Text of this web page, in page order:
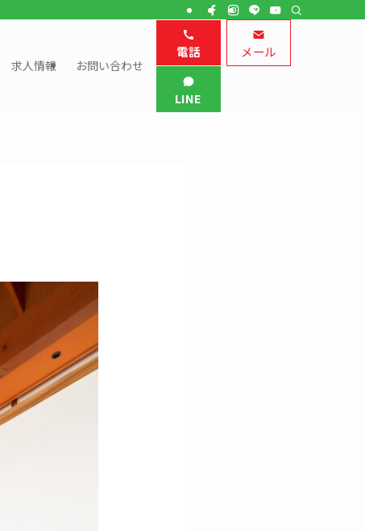
求人情報 お問い合わせ
電話 メール
LINE